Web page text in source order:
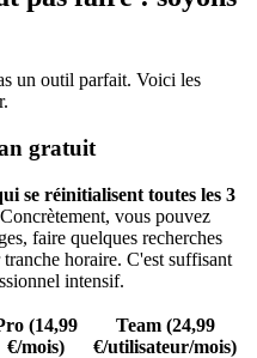
un outil parfait. Voici les
gratuit
se réinitialisent toutes les 3
vous pouvez
faire quelques recherches
horaire. C'est suffisant
intensif.
(14,99
€/mois)
Team (24,99
€/utilisateur/mois)